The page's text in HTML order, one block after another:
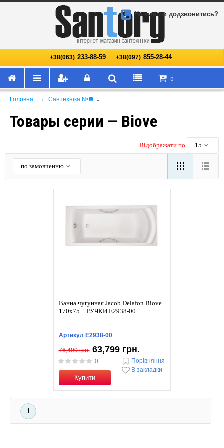
+38(063) 233-88-59 +38(097) 855-28-44
Не змогли додзвонитись?
0
Головна → Сантехніка №❶ ↓
Товары серии — Biove
Відображати по 15
по замовченню
Ванна чугунная Jacob Delafon Biove
170x75 + РУЧКИ E2938-00
Артикул E2938-00
76,499 грн. 63,799 грн.
0
Купити
Порівняння
В закладки
1